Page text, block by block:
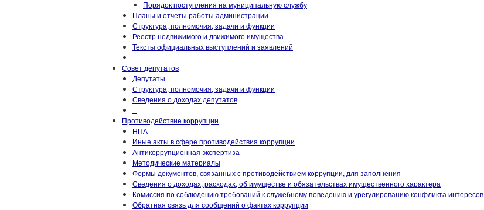
Порядок поступления на муниципальную службу
Планы и отчеты работы администрации
Структура, полномочия, задачи и функции
Реестр недвижимого и движимого имущества
Тексты официальных выступлений и заявлений
Совет депутатов
Депутаты
Структура, полномочия, задачи и функции
Сведения о доходах депутатов
Противодействие коррупции
НПА
Иные акты в сфере противодействия коррупции
Антикоррупционная экспертиза
Методические материалы
Формы документов, связанных с противодействием коррупции, для заполнения
Сведения о доходах, расходах, об имуществе и обязательствах имущественного характера
Комиссия по соблюдению требований к служебному поведению и урегулированию конфликта интересов
Обратная связь для сообщений о фактах коррупции